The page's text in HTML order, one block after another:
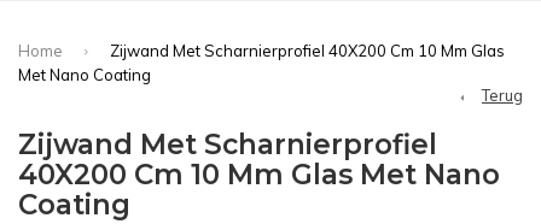
Home
Zijwand Met Scharnierprofiel 40X200 Cm 10 Mm Glas
Met Nano Coating
Terug
Zijwand Met Scharnierprofiel
40X200 Cm 10 Mm Glas Met Nano
Coating